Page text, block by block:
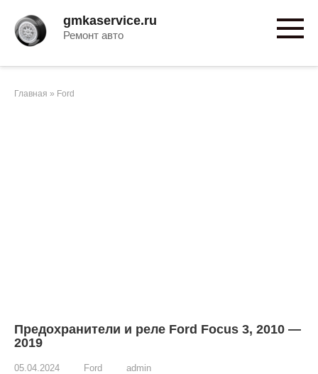
контенту
gmkaservice.ru
Ремонт авто
Главная » Ford
Предохранители и реле Ford Focus 3, 2010 —
2019
05.04.2024 Ford admin